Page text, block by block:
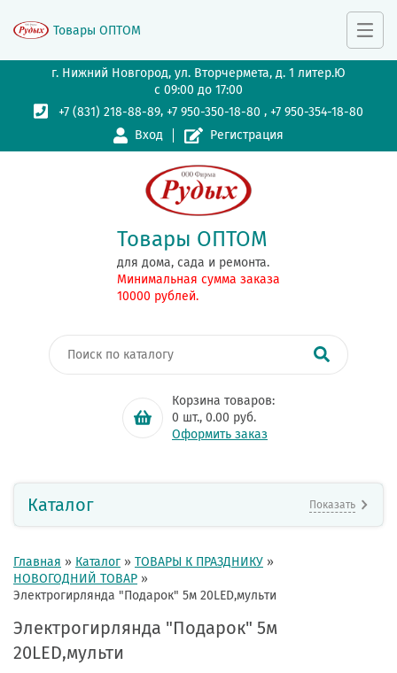
г. Нижний Новгород, ул. Вторчермета, д. 1 литер.Ю
с 09:00 до 17:00
+7 (831) 218-88-89,+7 950-350-18-80 ,+7 950-354-18-80
Вход
Регистрация
Товары ОПТОМ
для дома, сада и ремонта.
Минимальная сумма заказа
10000 рублей.
Корзина товаров:
0 шт., 0.00 руб.
Оформить заказ
Товары ОПТОМ
Каталог Показать
Главная » Каталог » ТОВАРЫ К ПРАЗДНИКУ »
НОВОГОДНИЙ ТОВАР »
Электрогирлянда "Подарок" 5м 20LED,мульти
Электрогирлянда "Подарок" 5м
20LED,мульти